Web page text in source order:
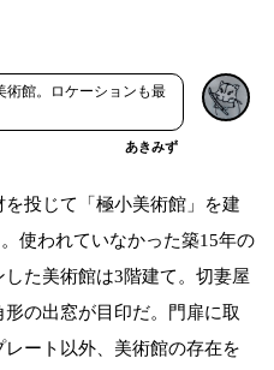
術館。ロケーションも最
あきみず
投じて「極小美術館」を建
使われていなかった築15年の
た美術館は3階建て。切妻屋
の出窓が目印だ。門扉に取
ート以外、美術館の存在を